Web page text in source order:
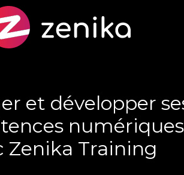
et développer
numériques
Zenika Training